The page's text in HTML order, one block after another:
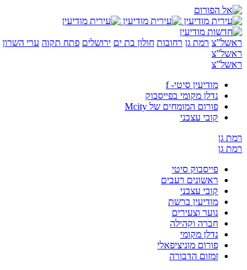
ראשל”צ רמת גן רחובות חולון בת ים ירושלים פתח תקוה ערי השרון
ראשל”צ
ראשל”צ
מודיעין סיטי- f
נדלן מקומי בפייסבוק
פורום המומחים של Mcity
קובי עצבני
רמת גן
רמת גן
פייסבוק סיטי
ראשונים רעבים
קובי עצבני
מודיעין ברשת
נוער וצעירים
חברה וקהילה
נדלן מקומי
פורום מוניציפאלי
זמזום הדבורה